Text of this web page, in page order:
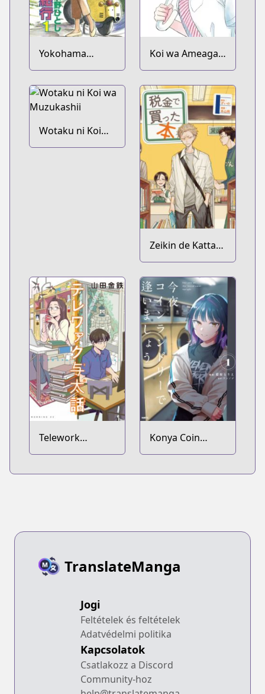
Yokohama
Kaidashi Kikou
Koi wa Ameagari
no You ni
Wotaku ni Koi
wa Muzukashii
Zeikin de Katta
Hon
Telework
Yotabanashi
Konya Coin
Laundry de
TranslateManga
Jogi
Feltételek és feltételek
Adatvédelmi politika
Kapcsolatok
Csatlakozz a Discord
Community-hoz